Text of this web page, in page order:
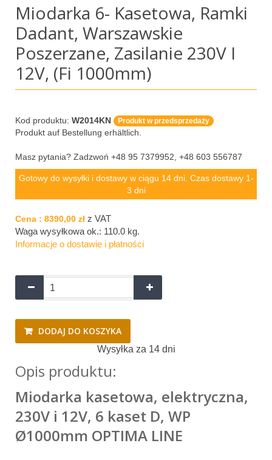
Miodarka 6- Kasetowa, Ramki
Dadant, Warszawskie
Poszerzane, Zasilanie 230V I
12V, (Fi 1000mm)
Kod produktu: W2014KN Produkt w przedsprzedaży
Produkt auf Bestellung erhältlich.
Masz pytania? Zadzwoń +48 95 7379952, +48 603 556787
Gotowy do wysyłki i dostawy w ciągu 14 dni. Czas dostawy 1-
3 dni
Cena : 8390,00 zł z VAT
Waga wysyłkowa ok.: 110.0 kg.
Informacje o dostawie i płatności
DODAJ DO KOSZYKA
Wysyłka za 14 dni
Opis produktu:
Miodarka kasetowa, elektryczna,
230V i 12V, 6 kaset D, WP
Ø1000mm OPTIMA LINE